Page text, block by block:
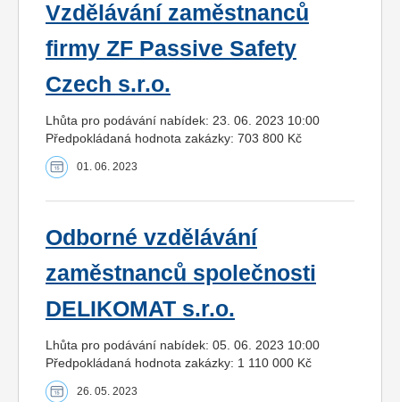
Vzdělávání zaměstnanců
firmy ZF Passive Safety
Czech s.r.o.
Lhůta pro podávání nabídek: 23. 06. 2023 10:00
Předpokládaná hodnota zakázky: 703 800 Kč
01. 06. 2023
Odborné vzdělávání
zaměstnanců společnosti
DELIKOMAT s.r.o.
Lhůta pro podávání nabídek: 05. 06. 2023 10:00
Předpokládaná hodnota zakázky: 1 110 000 Kč
26. 05. 2023